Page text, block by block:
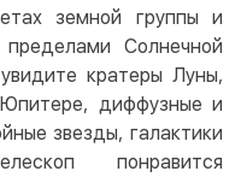
земной группы и
Солнечной
кратеры Луны,
диффузные и
звезды, галактики
понравится